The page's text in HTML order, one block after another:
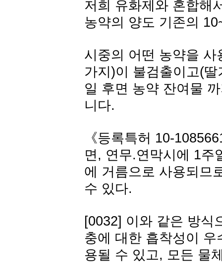
저희 유화제와 혼합해
농약의 양도 기존의
시중의 어떤 농약을
가지)이 불검출이고(
일 후면 농약 잔여물
니다.
《등록특허 10-
면, 연무.연막시에 1주
에 거름으로 사용되므
수 있다.
[0032] 이와 같은 방식
충에 대한 흡착성이
용될 수 있고, 모든 물